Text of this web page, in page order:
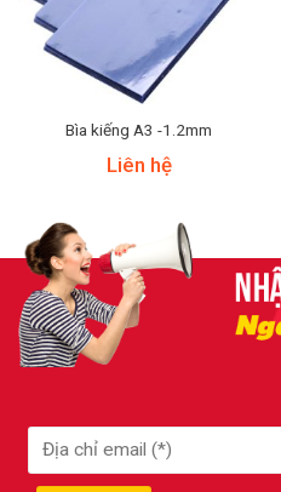
Bìa kiếng A3 -1.2mm
Liên hệ